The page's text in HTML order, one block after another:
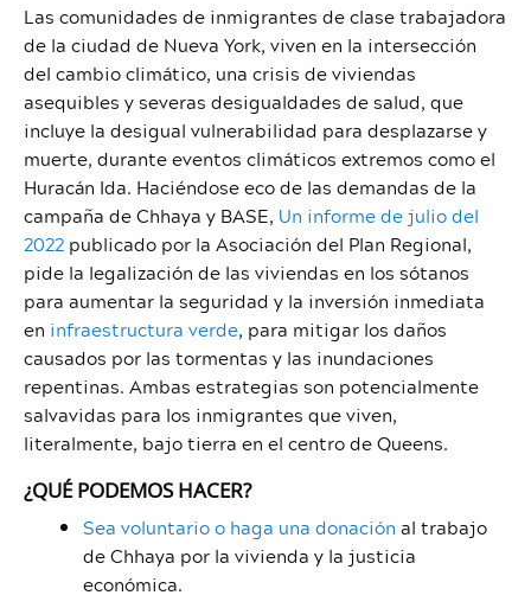
Las comunidades de inmigrantes de clase trabajadora
de la ciudad de Nueva York, viven en la intersección
del cambio climático, una crisis de viviendas
asequibles y severas desigualdades de salud, que
incluye la desigual vulnerabilidad para desplazarse y
muerte, durante eventos climáticos extremos como el
Huracán Ida. Haciéndose eco de las demandas de la
campaña de Chhaya y BASE, Un informe de julio del
2022 publicado por la Asociación del Plan Regional,
pide la legalización de las viviendas en los sótanos
para aumentar la seguridad y la inversión inmediata
en infraestructura verde, para mitigar los daños
causados ​​por las tormentas y las inundaciones
repentinas. Ambas estrategias son potencialmente
salvavidas para los inmigrantes que viven,
literalmente, bajo tierra en el centro de Queens.
¿QUÉ PODEMOS HACER?
Sea voluntario o haga una donación al trabajo
de Chhaya por la vivienda y la justicia
económica.